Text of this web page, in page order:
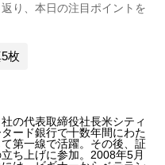
り、本日の注目ポイントを
枚
の代表取締役社長米シティ
ード銀行で十数年間にわた
第一線で活躍。その後、証
ち上げに参加。2008年5月